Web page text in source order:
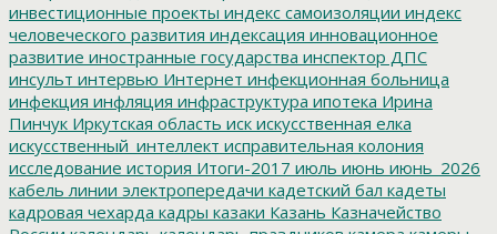
инвестиционные проекты индекс самоизоляции индекс
человеческого развития индексация инновационное
развитие иностранные государства инспектор ДПС
инсульт интервью Интернет инфекционная больница
инфекция инфляция инфраструктура ипотека Ирина
Пинчук Иркутская область иск искусственная елка
искусственный_интеллект исправительная колония
исследование история Итоги-2017 июль июнь июнь_2026
кабель линии электропередачи кадетский бал кадеты
кадровая чехарда кадры казаки Казань Казначейство